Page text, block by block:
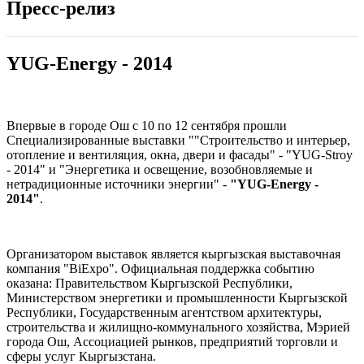
Пресс-релиз
YUG-Energy - 2014
Впервые в городе Ош с 10 по 12 сентября прошли
Специализированные выставки ""Строительство и интерьер,
отопление и вентиляция, окна, двери и фасады" - "YUG-Stroy
- 2014" и "Энергетика и освещение, возобновляемые и
нетрадиционные источники энергии" - "YUG-Energy -
2014".
Организатором выставок является кыргызская выставочная
компания "BiExpo". Официальная поддержка событию
оказана: Правительством Кыргызской Республики,
Министерством энергетики и промышленности Кыргызской
Республики, Государственным агентством архитектуры,
строительства и жилищно-коммунального хозяйства, Мэрией
города Ош, Ассоциацией рынков, предприятий торговли и
сферы услуг Кыргызстана.